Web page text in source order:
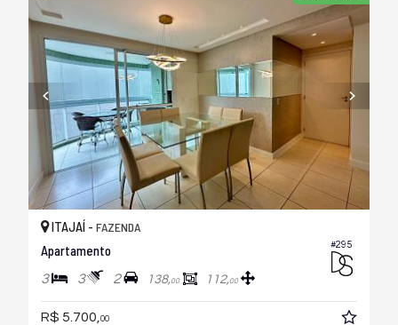
#295
ITAJAÍ - FAZENDA
Apartamento
3 3 2 138,00 112,00
R$ 5.700, 00